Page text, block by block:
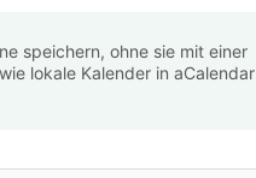
speichern, ohne sie mit einer
lokale Kalender in aCalendar